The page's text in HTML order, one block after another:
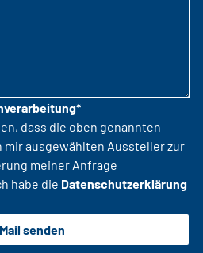
dass die oben genannten
mir ausgewählten Aussteller zur
meiner Anfrage
habe die Datenschutzerklärung
senden